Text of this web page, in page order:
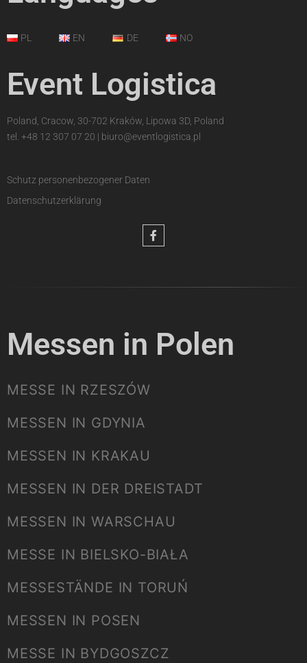
PL EN DE NO
Event Logistica
Poland, Cracow, 30-702 Kraków, Lipowa 3D, Poland
tel. +48 12 307 07 20 | biuro@eventlogistica.pl
Schutz personenbezogener Daten
Datenschutzerklärung
Messen in Polen
MESSE IN RZESZÓW
MESSEN IN GDYNIA
MESSEN IN KRAKAU
MESSEN IN DER DREISTADT
MESSEN IN WARSCHAU
MESSE IN BIELSKO-BIAŁA
MESSESTÄNDE IN TORUŃ
MESSEN IN POSEN
MESSE IN BYDGOSZCZ